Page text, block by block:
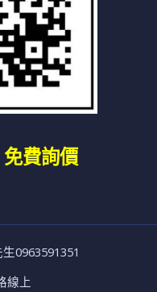
費詢價
0963591351
線上